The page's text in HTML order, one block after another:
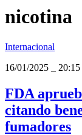
nicotina
Internacional
16/01/2025
20:15
FDA
citando
fumadores